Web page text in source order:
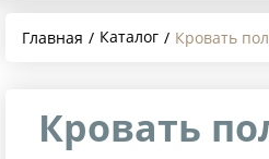
Главная Каталог Кровать
Кровать